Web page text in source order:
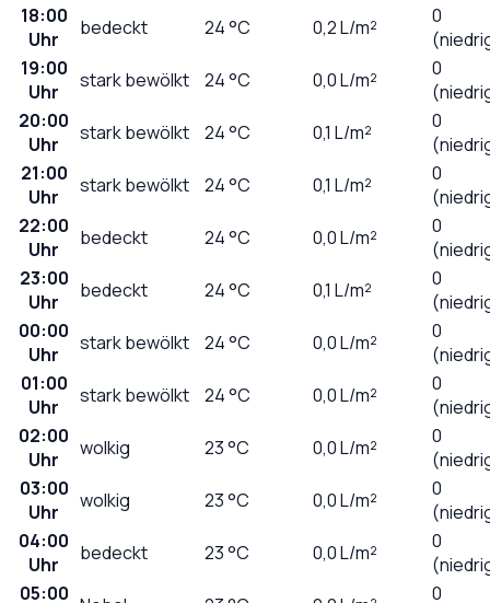
18:00
Uhr
bedeckt 24°C 0,2L/m²
0
19:00
Uhr
stark bewölkt 24°C 0,0L/m²
0
20:00
Uhr
stark bewölkt 24°C 0,1 L/m²
0
21:00
Uhr
stark bewölkt 24°C 0,1 L/m²
0
22:00
Uhr
bedeckt 24°C 0,0L/m²
0
23:00
Uhr
bedeckt 24°C 0,1 L/m²
0
00:00
Uhr
stark bewölkt 24°C 0,0L/m²
0
01:00
Uhr
stark bewölkt 24°C 0,0L/m²
0
02:00
Uhr
wolkig 23°C 0,0L/m²
0
03:00
Uhr
wolkig 23°C 0,0L/m²
0
04:00
Uhr
bedeckt 23°C 0,0L/m²
0
05:00
0